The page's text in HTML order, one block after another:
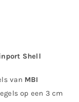
Shell
van MBI
op een 3 cm